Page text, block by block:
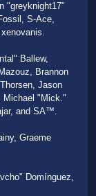
"greyknight17"
S-Ace,
Ballew,
Brannon
Jason
Michael "Mick."
and SA™.
Graeme
Domínguez,